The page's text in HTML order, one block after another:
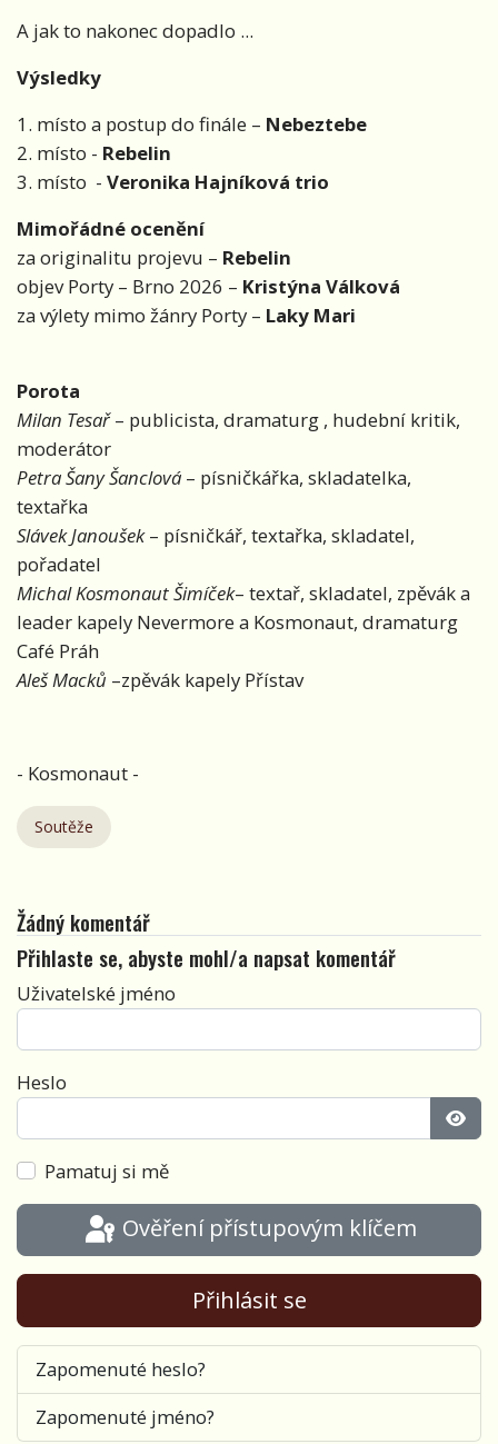
A jak to nakonec dopadlo ...
Výsledky
1. místo a postup do finále – Nebeztebe
2. místo - Rebelin
3. místo - Veronika Hajníková trio
Mimořádné ocenění
za originalitu projevu – Rebelin
objev Porty – Brno 2026 – Kristýna Válková
za výlety mimo žánry Porty – Laky Mari
Porota
Milan Tesař– publicista, dramaturg , hudební kritik,
moderátor
Petra Šany Šanclová – písničkářka, skladatelka,
textařka
Slávek Janoušek– písničkář, textařka, skladatel,
pořadatel
Michal Kosmonaut Šimíček– textař, skladatel, zpěvák a
leader kapely Nevermore a Kosmonaut, dramaturg
Café Práh
Aleš Macků –zpěvák kapely Přístav
- Kosmonaut -
Soutěže
Žádný komentář
Přihlaste se, abyste mohl/a napsat komentář
Uživatelské jméno
Heslo
Pamatuj si mě
Ověření přístupovým klíčem
Přihlásit se
Zapomenuté heslo?
Zapomenuté jméno?